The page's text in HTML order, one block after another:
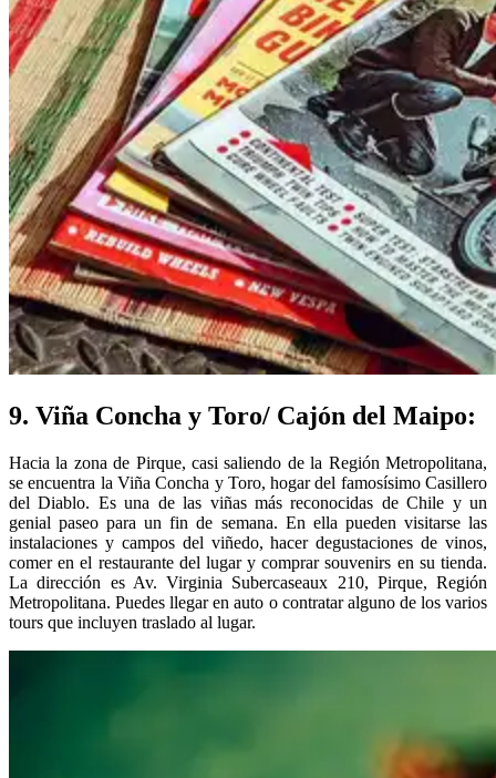
9. Viña Concha y Toro/ Cajón del Maipo:
Hacia la zona de Pirque, casi saliendo de la Región Metropolitana,
se encuentra la Viña Concha y Toro, hogar del famosísimo Casillero
del Diablo. Es una de las viñas más reconocidas de Chile y un
genial paseo para un fin de semana. En ella pueden visitarse las
instalaciones y campos del viñedo, hacer degustaciones de vinos,
comer en el restaurante del lugar y comprar souvenirs en su tienda.
La dirección es Av. Virginia Subercaseaux 210, Pirque, Región
Metropolitana. Puedes llegar en auto o contratar alguno de los varios
tours que incluyen traslado al lugar.